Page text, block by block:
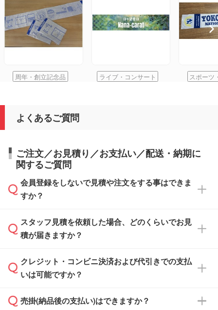
周年・創立記念品 ライブ・コンサート スポーツ
よくあるご質問
ご注文／お見積り／お支払い／配送・納期に
関するご質問
会員登録をしないで見積や注文をする事はできま
すか？
可能です。見積・注文フォームにて『ゲストの
まま進む』ボタンからお進みのうえ、ご依頼く
スタッフ見積を依頼した場合、どのくらいでお見
積が届きますか？
通常、翌営業日までにお送りしております。混
雑状況によっては、お時間をいただくこともご
依頼いただいた場合は、翌営業日以降のご連絡
クレジット・コンビニ決済および代引きでの支払
いは可能ですか？
銀行振込のみのご対応となります。
売掛(納品後の支払い)はできますか？